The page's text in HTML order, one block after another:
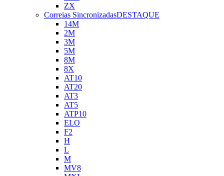
ZX
Correias SincronizadasDESTAQUE
14M
2M
3M
5M
8M
8X
AT10
AT20
AT3
AT5
ATP10
ELO
F2
H
L
M
MV8